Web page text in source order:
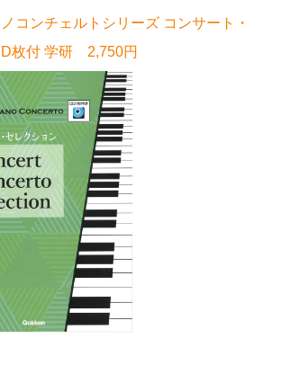
コンチェルトシリーズ コンサート・
枚付 学研 2,750円